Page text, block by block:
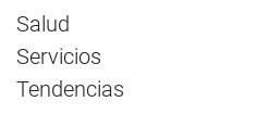
Salud
Servicios
Tendencias